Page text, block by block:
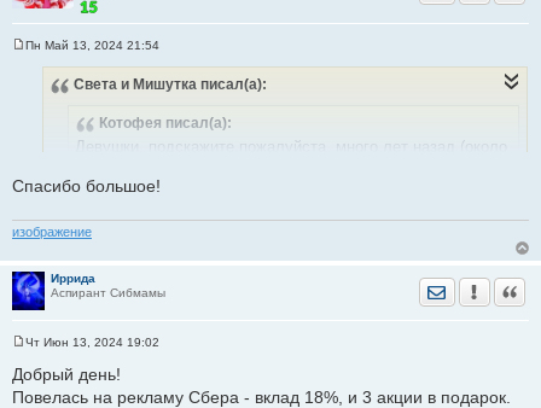
Пн Май 13, 2024 21:54
Света и Мишутка писал(а):
Котофея писал(а):
Девушки, подскажите,пожалуйста, много лет назад (около
лучше сделать? как проверить его статус? и что нужно
сделать,чтобы получить налоговый вычет?
Чтобы получить вычет, то внести на иис деньги в этом году.
Спасибо большое!
изображение
Иррида
Аспирант Сибмамы
Отправить
о
б
Чт Июн 13, 2024 19:02
Добрый день!
Повелась на рекламу Сбера - вклад 18%, и 3 акции в подарок.